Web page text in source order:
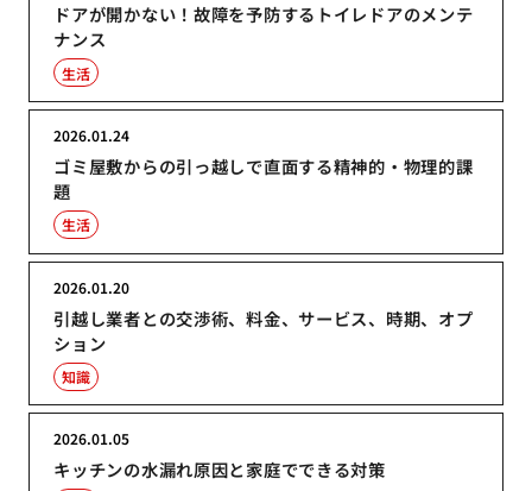
ドアが開かない！故障を予防するトイレドアのメンテ
ナンス
生活
ゴミ屋敷からの引っ越しで直面する精神的・物理的課
題
2026.01.24
生活
引越し業者との交渉術、料金、サービス、時期、オプ
ション
2026.01.20
知識
キッチンの水漏れ原因と家庭でできる対策
2026.01.05